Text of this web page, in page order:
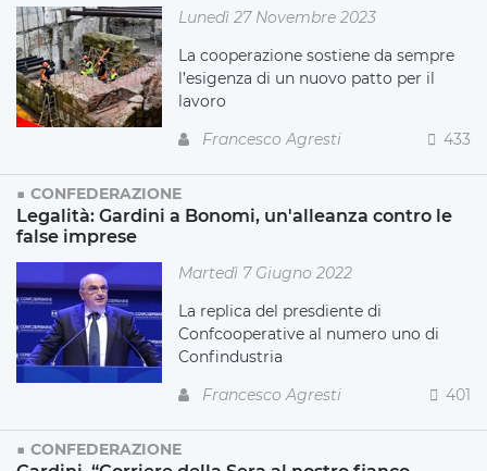
Lunedì 27 Novembre 2023
La cooperazione sostiene da sempre
l’esigenza di un nuovo patto per il
lavoro
Francesco Agresti
433
CONFEDERAZIONE
Legalità: Gardini a Bonomi, un'alleanza contro le
false imprese
Martedì 7 Giugno 2022
La replica del presdiente di
Confcooperative al numero uno di
Confindustria
Francesco Agresti
401
CONFEDERAZIONE